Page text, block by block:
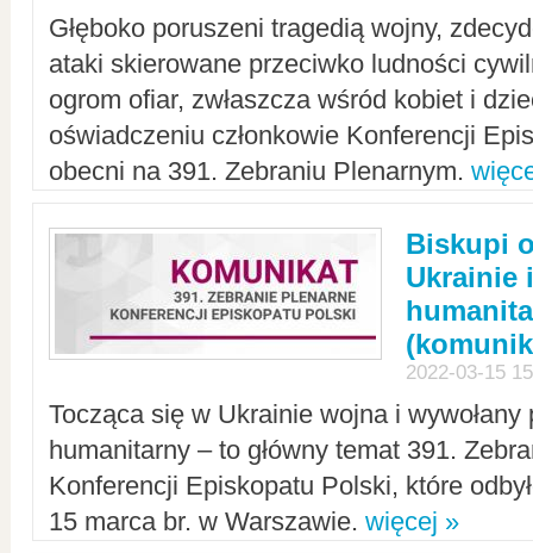
Głęboko poruszeni tragedią wojny,
ataki skierowane przeciwko ludności
ogrom ofiar, zwłaszcza wśród kobiet i
oświadczeniu członkowie Konferencji
obecni na 391. Zebraniu Plenarnym.
Biskupi
Ukrainie
2022-03-15
Tocząca się w Ukrainie wojna i
humanitarny – to główny temat 391.
Konferencji Episkopatu Polski, które
15 marca br. w Warszawie. więcej »